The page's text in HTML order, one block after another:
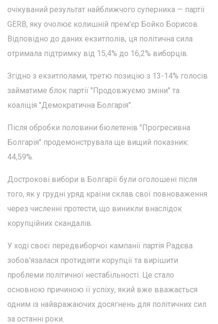
очікуваний результат найближчого суперника — партії
GERB, яку очолює колишній прем'єр Бойко Борисов.
Відповідно до даних екзитполів, ця політична сила
отримала підтримку від 15,4% до 16,2% виборців.
Згідно з екзитполами, третю позицію з 13-14% голосів
займатиме блок партії "Продовжуємо зміни" та
коаліція "Демократична Болгарія".
Після обробки половини бюлетенів "Прогресивна
Болгарія" продемонструвала ще вищий показник:
44,59%.
Дострокові вибори в Болгарії були оголошені після
того, як у грудні уряд країни склав свої повноваження
через численні протести, що виникли внаслідок
корупційних скандалів.
У ході своєї передвиборчої кампанії партія Радєва
зобов'язалася протидіяти корупції та вирішити
проблеми політичної нестабільності. Це стало
основною причиною її успіху, який вже вважається
одним із найвражаючих досягнень для політичних сил
за останні роки.